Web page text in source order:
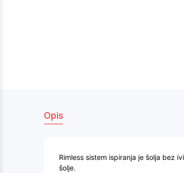
Opis
Rimless sistem ispiranja je šolja bez
šolje.